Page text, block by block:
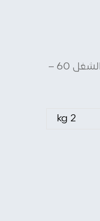
قدرة 1,800 وات الوزن 0.75 كجم أبعاد الأداة (العرض) 86 مم أبعاد الأداة (الطول) 238 مم أبعاد الأداة (الارتفاع) 244 مم درجة حرارة الشغل 60 –
2 kg